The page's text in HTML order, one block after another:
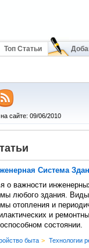
Топ Статьи
сайте: 09/06/2010
Система
о важности
любого здания. Виды
отопления и
и
состоянии.
быта > Технологии